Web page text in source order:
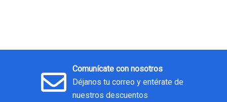
Comunícate con nosotros
Déjanos tu correo y entérate de
nuestros descuentos